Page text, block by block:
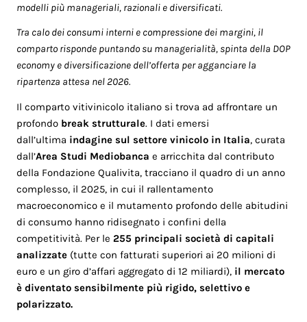
modelli più manageriali, razionali e diversificati.
Tra calo dei consumi interni e compressione dei margini, il
comparto risponde puntando su managerialità, spinta della DOP
economy e diversificazione dell’offerta per agganciare la
ripartenza attesa nel 2026.
Il comparto vitivinicolo italiano si trova ad affrontare un
profondo break strutturale. I dati emersi
dall’ultima indagine sul settore vinicolo in Italia, curata
dall’Area Studi Mediobancae arricchita dal contributo
della Fondazione Qualivita, tracciano il quadro di un anno
complesso, il 2025, in cui il rallentamento
macroeconomico e il mutamento profondo delle abitudini
di consumo hanno ridisegnato i confini della
competitività. Per le255 principali società di capitali
analizzate (tutte con fatturati superiori ai 20 milioni di
euro e un giro d’affari aggregato di 12 miliardi), il mercato
è diventato sensibilmente più rigido, selettivo e
polarizzato.